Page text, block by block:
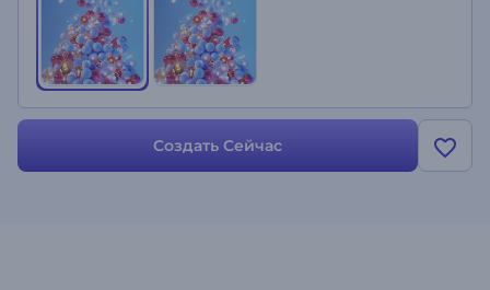
прямо сейчас и почувствуйте очарование этого времени года!
Создать Сейчас